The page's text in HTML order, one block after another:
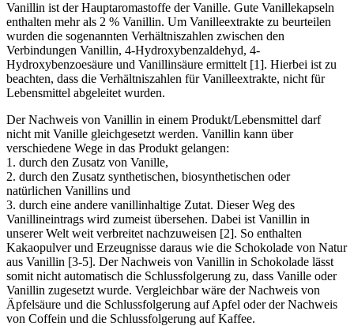
Vanillin ist der Hauptaromastoffe der Vanille. Gute Vanillekapseln
enthalten mehr als 2 % Vanillin. Um Vanilleextrakte zu beurteilen
wurden die sogenannten Verhältniszahlen zwischen den
Verbindungen Vanillin, 4-Hydroxybenzaldehyd, 4-
Hydroxybenzoesäure und Vanillinsäure ermittelt [1]. Hierbei ist zu
beachten, dass die Verhältniszahlen für Vanilleextrakte, nicht für
Lebensmittel abgeleitet wurden.
Der Nachweis von Vanillin in einem Produkt/Lebensmittel darf
nicht mit Vanille gleichgesetzt werden. Vanillin kann über
verschiedene Wege in das Produkt gelangen:
1. durch den Zusatz von Vanille,
2. durch den Zusatz synthetischen, biosynthetischen oder
natürlichen Vanillins und
3. durch eine andere vanillinhaltige Zutat. Dieser Weg des
Vanillineintrags wird zumeist übersehen. Dabei ist Vanillin in
unserer Welt weit verbreitet nachzuweisen [2]. So enthalten
Kakaopulver und Erzeugnisse daraus wie die Schokolade von Natur
aus Vanillin [3-5]. Der Nachweis von Vanillin in Schokolade lässt
somit nicht automatisch die Schlussfolgerung zu, dass Vanille oder
Vanillin zugesetzt wurde. Vergleichbar wäre der Nachweis von
Äpfelsäure und die Schlussfolgerung auf Apfel oder der Nachweis
von Coffein und die Schlussfolgerung auf Kaffee.